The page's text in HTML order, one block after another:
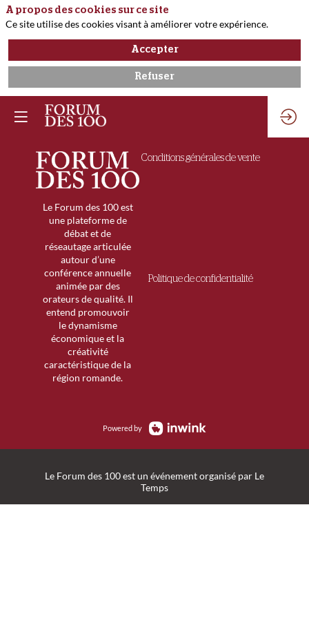
Le Forum des 100 est
une plateforme de
débat et de
réseautage articulée
autour d’une
conférence annuelle
animée par des
orateurs de qualité. Il
entend promouvoir
le dynamisme
économique et la
créativité
caractéristique de la
région romande.
Conditions générales de vente
Politique de confidentialité
Powered by
Le Forum des 100 est un événement organisé par Le
Temps
A propos des cookies sur ce site
Ce site utilise des cookies visant à améliorer votre expérience.
Accepter
Refuser